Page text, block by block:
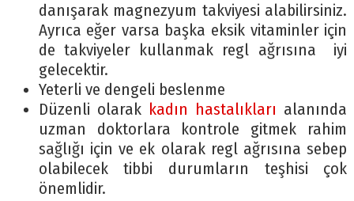
danışarak magnezyum takviyesi alabilirsiniz.
Ayrıca eğer varsa başka eksik vitaminler için
de takviyeler kullanmak regl ağrısına iyi
gelecektir.
Yeterli ve dengeli beslenme
Düzenli olarak kadın hastalıkları alanında
uzman doktorlara kontrole gitmek rahim
sağlığı için ve ek olarak regl ağrısına sebep
olabilecek tibbi durumların teşhisi çok
önemlidir.